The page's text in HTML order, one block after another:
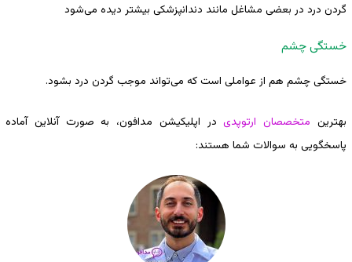
گردن درد در بعضی مشاغل مانند دندانپزشکی بیشتر دیده می‌شود
خستگی چشم
خستگی چشم هم از عواملی است که می‌تواند موجب گردن درد بشود.
بهترین متخصصان ارتوپدیدر اپلیکیشن مدافون، به صورت آنلاین آماده
پاسخگویی به سوالات شما هستند: